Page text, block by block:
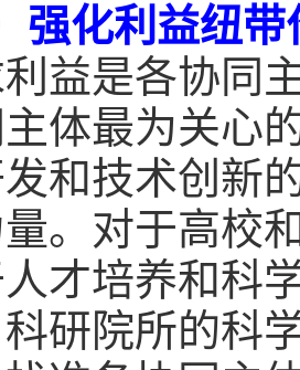
强化利益纽带
益是各协同
体最为关心
和技术创新
。对于高校
才培养和科
研院所的科